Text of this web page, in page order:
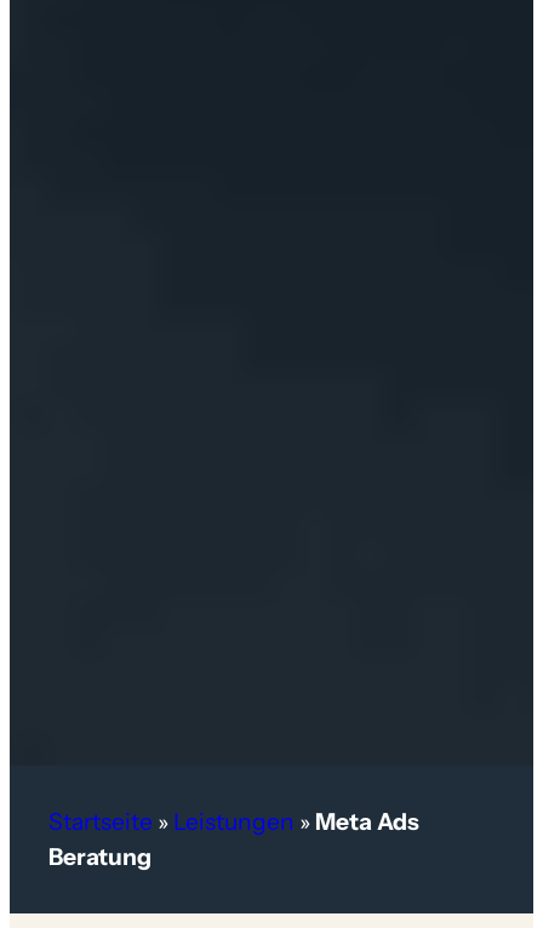
Startseite » Leistungen » Meta Ads
Beratung